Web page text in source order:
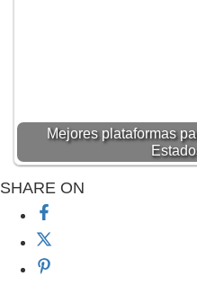
Mejores plataformas
SHARE ON